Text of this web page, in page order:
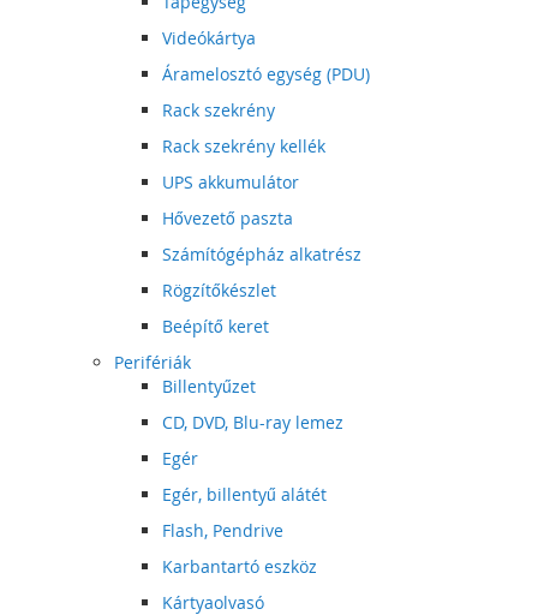
Videókártya
Áramelosztó egység (PDU)
Rack szekrény
Rack szekrény kellék
UPS akkumulátor
Hővezető paszta
Számítógépház alkatrész
Rögzítőkészlet
Beépítő keret
Perifériák
Billentyűzet
CD, DVD, Blu-ray lemez
Egér
Egér, billentyű alátét
Flash, Pendrive
Karbantartó eszköz
Kártyaolvasó